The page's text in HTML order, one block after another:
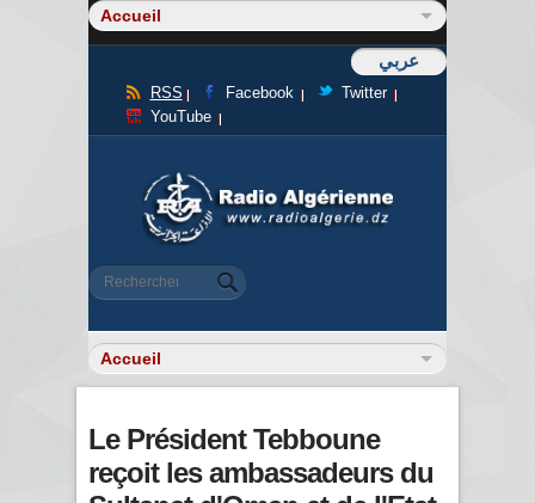
عربي
RSS Facebook
Twitter
YouTube
Formulaire de recherche
Rechercher
Le Président Tebboune
reçoit les ambassadeurs du